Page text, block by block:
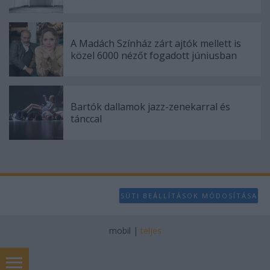
A Madách Színház zárt ajtók mellett is
közel 6000 nézőt fogadott júniusban
Bartók dallamok jazz-zenekarral és
tánccal
SÜTI BEÁLLÍTÁSOK MÓDOSÍTÁSA
mobil | teljes